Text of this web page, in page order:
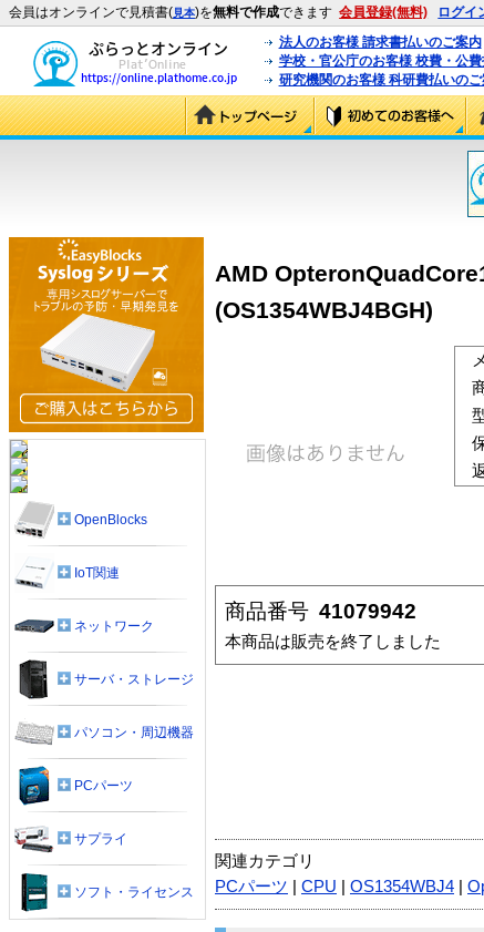
会員はオンラインで見積書(見本)を無料で作成できます 会員登録(無料) ログイ
法人のお客様 請求書払いのご案内
学校・官公庁のお客様 校費・公
研究機関のお客様 科研費払いの
AMD
(OS1354WBJ4BGH)
商品番号 41079942
本商品は販売を終了しました
関連カテゴリ
PCパーツ
CPU OS1354WBJ4
OpenBlocks
IoT関連
ネットワーク
サーバ・ストレージ
パソコン・周辺機器
PCパーツ
サプライ
ソフト・ライセンス